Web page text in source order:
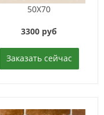
50X70
3300 руб
Заказать сейчас